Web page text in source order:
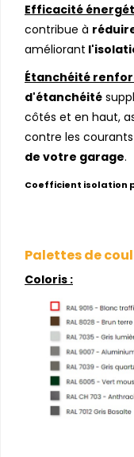
Efficacité
contribue à
améliorant
Étanchéité
d'étanchéité
côtés et en haut,
contre les
de votre garage.
Coefficient isolation
Palettes de
Coloris :